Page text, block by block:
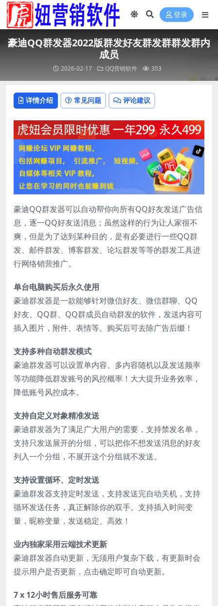
登录
豪迪QQ群发器2022版群发好友群发群群发群内
成员
2026-02-17 QQ营销软件 353
详情介绍 常见问题 评论建议
豪迪QQ群发器可以自动帮你向所有QQ好友发送广告信
息，逐一QQ好友送消息；虽然这样的行为让人家很不
爽，但是为了达到某种目的，是有必要进行一些QQ群
发、邮件群发、博客群发、论坛群发等等的群发工具进
行网络销营推广。
单台电脑购买后永久使用
豪迪群发器是一款能够针对微信好友、微信群聊、QQ
好友、QQ群、QQ群成员自动群发的软件，发送内容可
插入图片，附件、表情等。购买后可去除广告后缀！
支持多种自动群发模式
豪迪群发器可以设置单内容、多内容随机以及发送频率
等功能降低群发账号的风控概率！大大提升业务效率，
降低账号风控成本。
支持自定义对象精准发送
豪迪群发器为了满足广大用户的需要，支持禁发名单，
支持只发送展开的分组，可以把你不想发送消息的好友
列入一个分组，不展开这个分组就不发送。
支持设置循环、定时发送
豪迪群发器支持定时发送，支持发送完自动关机，支持
循环发送任务，真正解除你的双手。支持插入时间变
量，昵称变量，发送稳定、高效！
业内独家采用云端技术更新
豪迪群发器自动更新，无须用户复杂下载，有更新时会
提示用户是否更新，点击确定即可自动更新。
7 x 12小时售后服务可靠